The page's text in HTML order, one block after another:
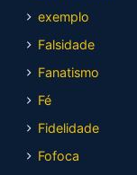
exemplo
Falsidade
Fanatismo
Fé
Fidelidade
Fofoca